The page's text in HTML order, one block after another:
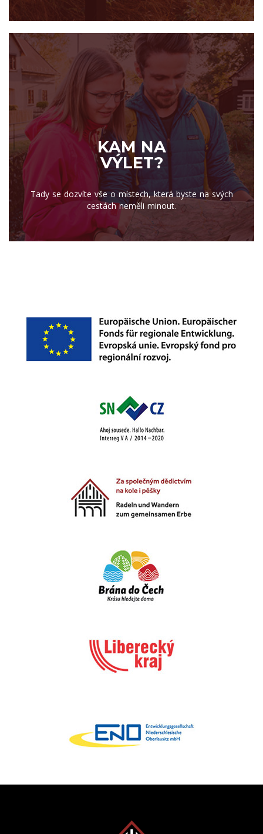
KAM NA
VÝLET?
Tady se dozvíte vše o místech, která byste na svých
cestách neměli minout.